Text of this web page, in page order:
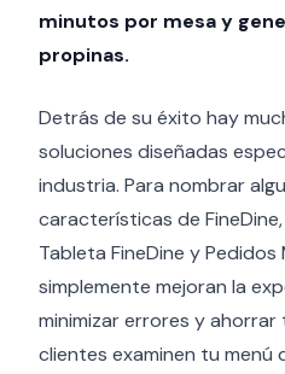
minutos por mesa y
propinas.
Detrás de su éxito hay
soluciones diseñadas
industria. Para nombrar
características de
Tableta FineDine y
simplemente mejoran la
minimizar errores y
clientes examinen tu menú